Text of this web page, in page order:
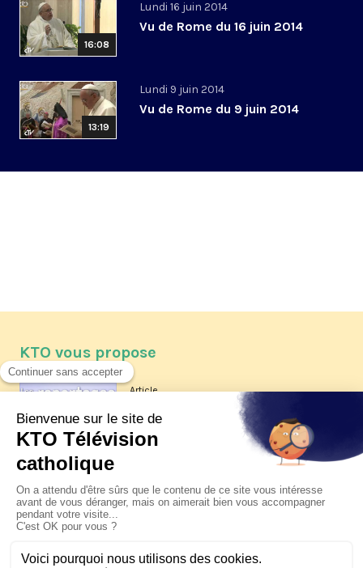
16:08
Lundi 16 juin 2014
Vu de Rome du 16 juin 2014
13:19
Lundi 9 juin 2014
Vu de Rome du 9 juin 2014
KTO vous propose
Article
Les reportages d'été 2026 de KTO
La visite pastorale du pape Léon
XIV à Assise à suivre sur KTO le
jeudi 6 août
Le pape en Uruguay, Argentine et